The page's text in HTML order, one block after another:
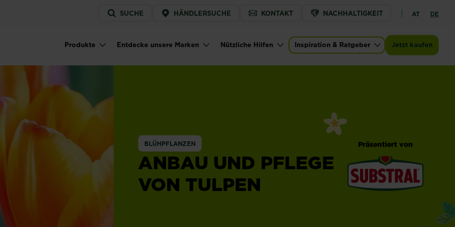
Service
menu
SUCHE HÄNDLERSUCHE KONTAKT NACHHALTIGKEIT AT DE
Main navigation
Produkte Entdecke unsere Marken Nützliche Hilfen Inspiration & Ratgeber Jetzt kaufen
BLÜHPFLANZEN
ANBAU UND PFLEGE
VON TULPEN
Präsentiert von